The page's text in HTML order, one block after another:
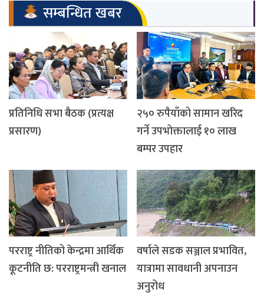
सम्बन्धित खबर
प्रतिनिधि सभा बैठक (प्रत्यक्ष
प्रसारण)
२५० रुपैयाँको सामान खरिद
गर्ने उपभोक्तालाई १० लाख
बम्पर उपहार
परराष्ट्र नीतिको केन्द्रमा आर्थिक
कूटनीति छ: परराष्ट्रमन्त्री खनाल
वर्षाले सडक सञ्जाल प्रभावित,
यात्रामा सावधानी अपनाउन
अनुरोध